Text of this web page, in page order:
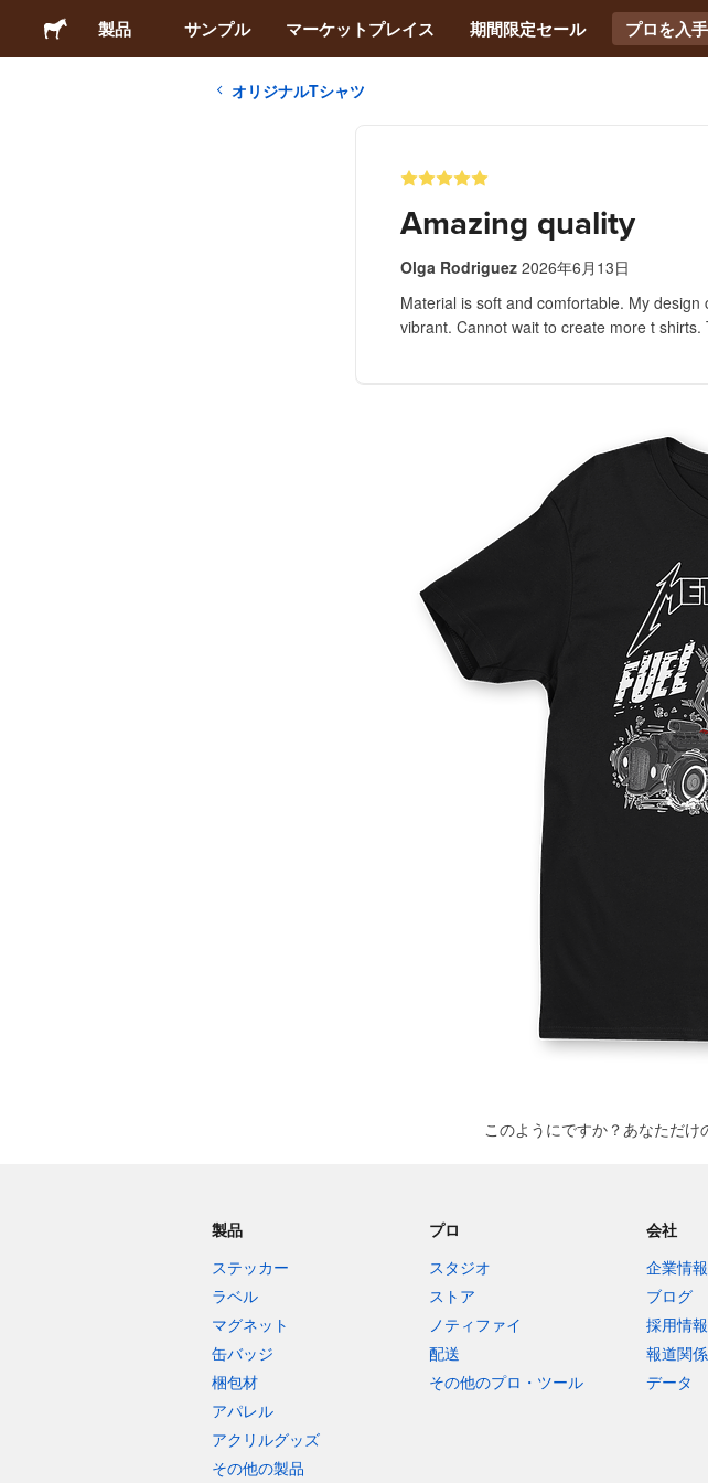
製品 サンプル マーケットプレイス 期間限定セール プロを入
オリジナルTシャツ
Amazing quality
Olga Rodriguez 2026年6月13日
Material is soft and comfortable. My
vibrant. Cannot wait to create more t shirts.
このようにですか？あなただけ
製品
ステッカー
ラベル
マグネット
缶バッジ
梱包材
アパレル
アクリルグッズ
その他の製品
プロ
スタジオ
ストア
ノティファイ
配送
その他のプロ・ツール
会社
企業情報
ブログ
採用情報
報道関係
データ